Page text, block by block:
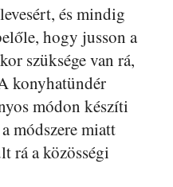
és mindig
hogy jusson a
szüksége van rá,
konyhatündér
módon készíti
módszere miatt
rá a közösségi